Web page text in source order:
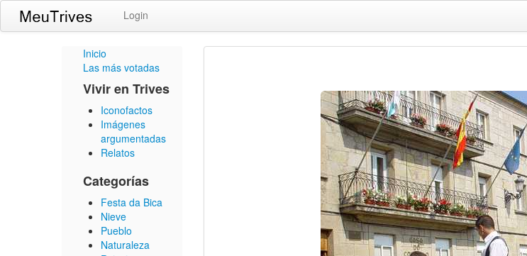
Login
Inicio
Las más votadas
Vivir en Trives
Iconofactos
Imágenes
argumentadas
Relatos
Categorías
Festa da Bica
Nieve
Pueblo
Naturaleza